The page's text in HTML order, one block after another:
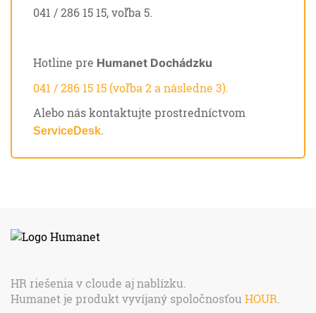
041 / 286 15 15, voľba 5.
Hotline pre Humanet Dochádzku
041 / 286 15 15 (voľba 2 a následne 3).
Alebo nás kontaktujte prostredníctvom
ServiceDesk.
HR riešenia v cloude aj nablízku.
Humanet je produkt vyvíjaný spoločnosťou HOUR.